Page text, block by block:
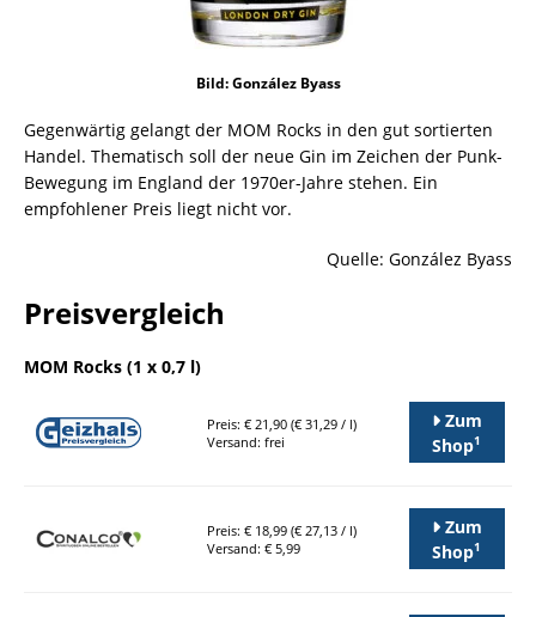
Bild: González Byass
Gegenwärtig gelangt der MOM Rocks in den gut sortierten
Handel. Thematisch soll der neue Gin im Zeichen der Punk-
Bewegung im England der 1970er-Jahre stehen. Ein
empfohlener Preis liegt nicht vor.
Quelle: González Byass
Preisvergleich
MOM Rocks (1 x 0,7 l)
Preis: € 21,90 (€ 31,29 / l)
Versand: frei
Zum
Shop1
Preis: € 18,99 (€ 27,13 / l)
Versand: € 5,99
Zum
Shop1